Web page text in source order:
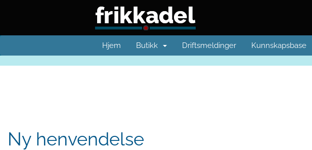
Hjem Butikk Driftsmeldinger Kunnskapsbase
Ny henvendelse